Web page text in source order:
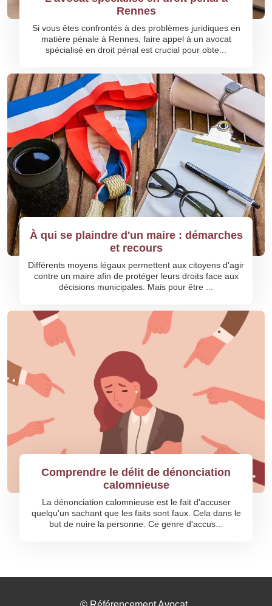
Rennes
Si vous êtes confrontés à des problèmes juridiques en
matière pénale à Rennes, faire appel à un avocat
spécialisé en droit pénal est crucial pour obte...
À qui se plaindre d'un maire : démarches
et recours
Différents moyens légaux permettent aux citoyens d'agir
contre un maire afin de protéger leurs droits face aux
décisions municipales. Mais pour être ...
Comprendre le délit de dénonciation
calomnieuse
La dénonciation calomnieuse est le fait d'accuser
quelqu'un sachant que les faits sont faux. Cela dans le
but de nuire la personne. Ce genre d'accus...